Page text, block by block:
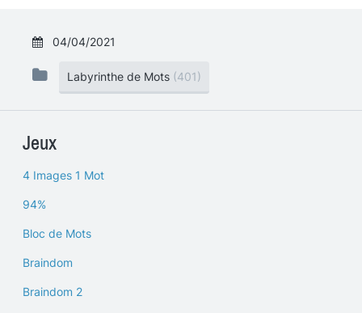
04/04/2021
Labyrinthe de Mots (401)
Jeux
4 Images 1 Mot
94%
Bloc de Mots
Braindom
Braindom 2